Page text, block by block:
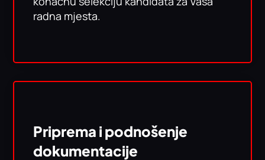
radna mjesta.
Priprema i podnošenje
dokumentacije